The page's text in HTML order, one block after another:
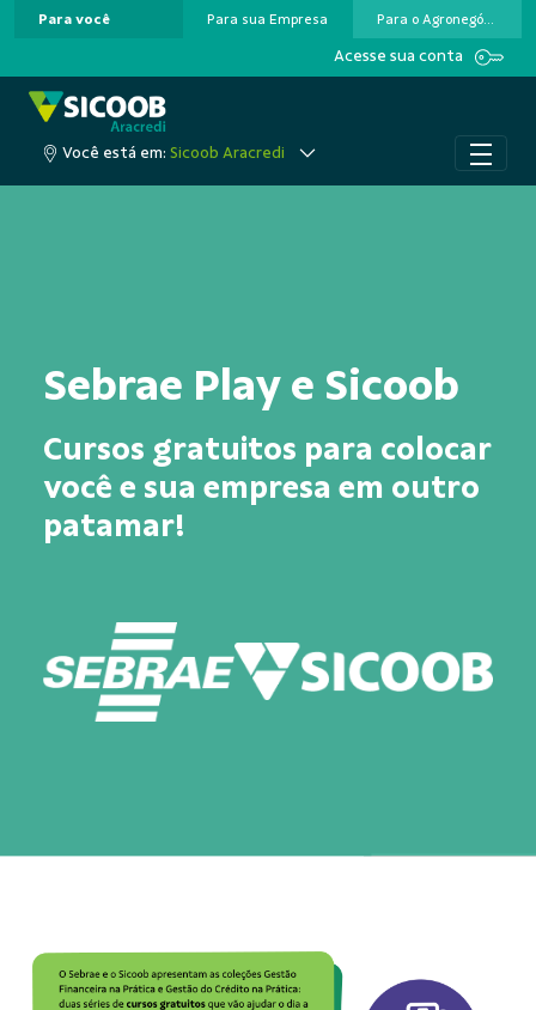
Pular para o Conteúdo principal
Para você Para sua Empresa Para o Agronegócio
Acesse sua conta
Você está em: Sicoob Aracredi
Sebrae Play e Sicoob
Cursos gratuitos para colocar
você e sua empresa em outro
patamar!